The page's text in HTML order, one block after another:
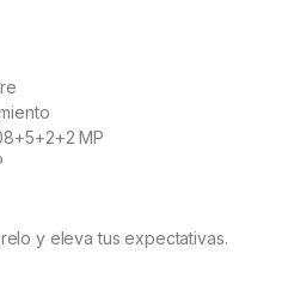
MP
y eleva tus expectativas.